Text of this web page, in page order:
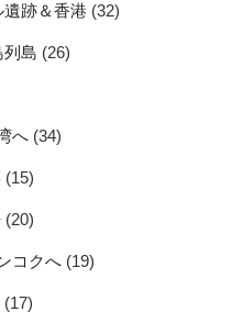
遺跡＆香港 (32)
列島 (26)
へ (34)
(15)
(20)
コクへ (19)
(17)